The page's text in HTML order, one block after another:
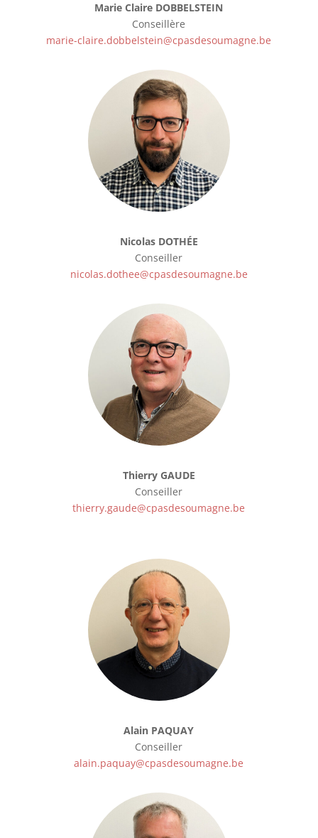
Marie Claire DOBBELSTEIN
Conseillère
marie-claire.dobbelstein@cpasdesoumagne.be
Nicolas DOTHÉE
Conseiller
nicolas.dothee@cpasdesoumagne.be
Thierry GAUDE
Conseiller
thierry.gaude@cpasdesoumagne.be
Alain PAQUAY
Conseiller
alain.paquay@cpasdesoumagne.be